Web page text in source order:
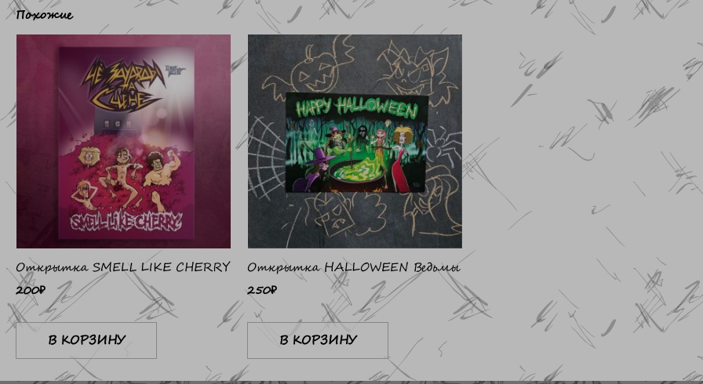
Похожие
Открытка SMELL LIKE CHERRY
200₽
В КОРЗИНУ
Открытка HALLOWEEN Ведьмы
250₽
В КОРЗИНУ